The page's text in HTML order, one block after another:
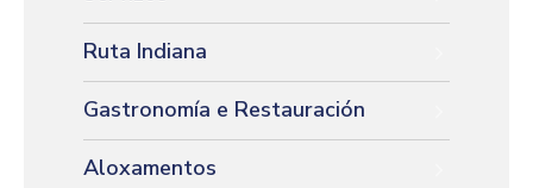
Ruta Indiana
Gastronomía e Restauración
Aloxamentos